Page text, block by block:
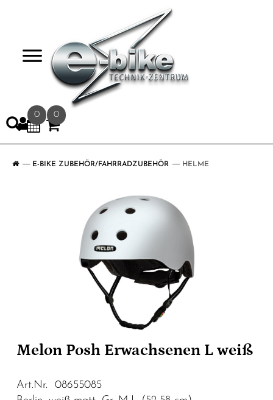
0 0
E-BIKE ZUBEHÖR/FAHRRADZUBEHÖR HELME
Melon Posh Erwachsenen L weiß
Art.Nr. 08655085